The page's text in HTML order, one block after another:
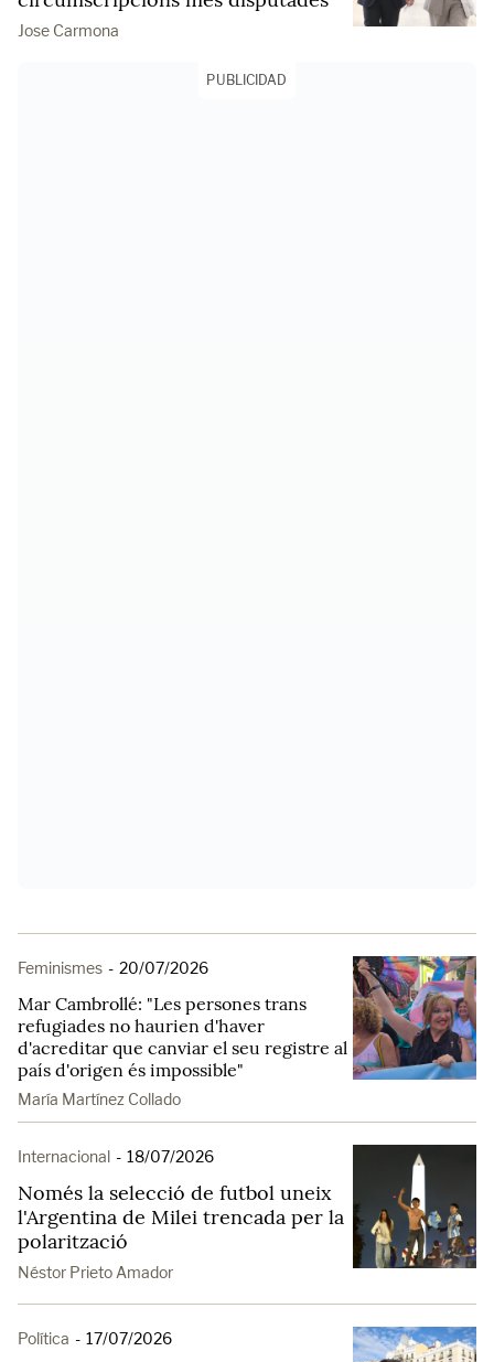
Jose Carmona
PUBLICIDAD
Feminismes - 20/07/2026
Mar Cambrollé: "Les persones trans
refugiades no haurien d'haver
d'acreditar que canviar el seu registre al
país d'origen és impossible"
María Martínez Collado
Internacional - 18/07/2026
Només la selecció de futbol uneix
l'Argentina de Milei trencada per la
polarització
Néstor Prieto Amador
Política - 17/07/2026